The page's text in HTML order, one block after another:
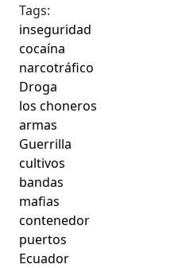
Tags:
inseguridad
cocaína
narcotráfico
Droga
los choneros
armas
Guerrilla
cultivos
bandas
mafias
contenedor
puertos
Ecuador